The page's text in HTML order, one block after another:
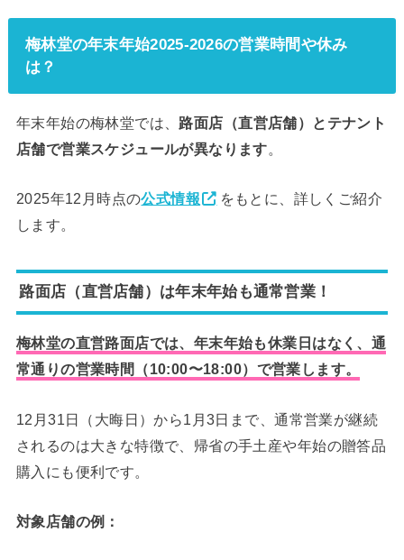
梅林堂の年末年始2025-2026の営業時間や休み
は？
年末年始の梅林堂では、 路面店（直営店舗）とテナント
店舗で営業スケジュールが異なります。
2025年12月時点の公式情報
をもとに、詳しくご紹介
します。
路面店（直営店舗）は年末年始も通常営業！
梅林堂の直営路面店では、年末年始も休業日はなく、通
常通りの営業時間（10:00〜18:00）で営業します。
12月31日（大晦日）から1月3日まで、通常営業が継続
されるのは大きな特徴で、帰省の手土産や年始の贈答品
購入にも便利です。
対象店舗の例：